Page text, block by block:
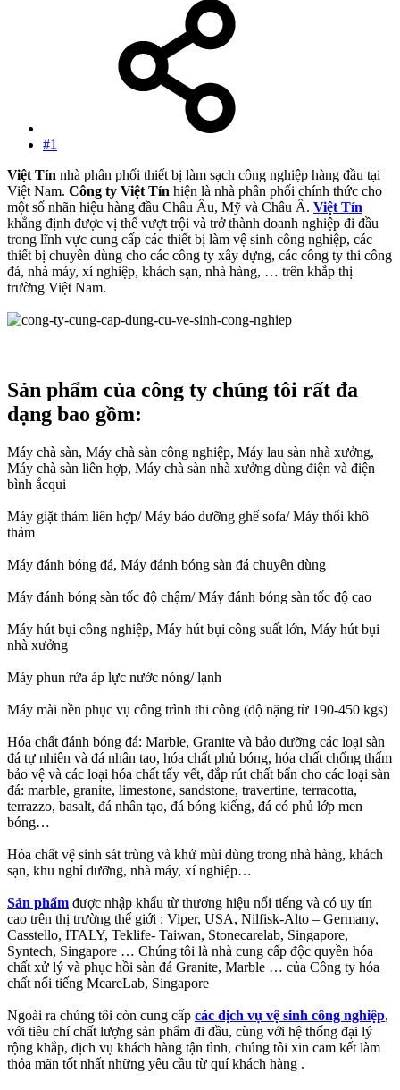
#1
Việt Tín nhà phân phối thiết bị làm sạch công nghiệp hàng đầu tại
Việt Nam. Công ty Việt Tín hiện là nhà phân phối chính thức cho
một số nhãn hiệu hàng đầu Châu Âu, Mỹ và Châu Â. Việt Tín
khẳng định được vị thế vượt trội và trở thành doanh nghiệp đi đầu
trong lĩnh vực cung cấp các thiết bị làm vệ sinh công nghiệp, các
thiết bị chuyên dùng cho các công ty xây dựng, các công ty thi công
đá, nhà máy, xí nghiệp, khách sạn, nhà hàng, … trên khắp thị
trường Việt Nam.
Sản phẩm của công ty chúng tôi rất đa
dạng bao gồm:
Máy chà sàn, Máy chà sàn công nghiệp, Máy lau sàn nhà xưởng,
Máy chà sàn liên hợp, Máy chà sàn nhà xưởng dùng điện và điện
bình ắcqui
Máy giặt thảm liên hợp/ Máy bảo dưỡng ghế sofa/ Máy thổi khô
thảm
Máy đánh bóng đá, Máy đánh bóng sàn đá chuyên dùng
Máy đánh bóng sàn tốc độ chậm/ Máy đánh bóng sàn tốc độ cao
Máy hút bụi công nghiệp, Máy hút bụi công suất lớn, Máy hút bụi
nhà xưởng
Máy phun rửa áp lực nước nóng/ lạnh
Máy mài nền phục vụ công trình thi công (độ nặng từ 190-450 kgs)
Hóa chất đánh bóng đá: Marble, Granite và bảo dưỡng các loại sàn
đá tự nhiên và đá nhân tạo, hóa chất phủ bóng, hóa chất chống thấm
bảo vệ và các loại hóa chất tẩy vết, đắp rút chất bẩn cho các loại sàn
đá: marble, granite, limestone, sandstone, travertine, terracotta,
terrazzo, basalt, đá nhân tạo, đá bóng kiếng, đá có phủ lớp men
bóng…
Hóa chất vệ sinh sát trùng và khử mùi dùng trong nhà hàng, khách
sạn, khu nghỉ dưỡng, nhà máy, xí nghiệp…
Sản phẩm được nhập khẩu từ thương hiệu nổi tiếng và có uy tín
cao trên thị trường thế giới : Viper, USA, Nilfisk-Alto – Germany,
Casstello, ITALY, Teklife- Taiwan, Stonecarelab, Singapore,
Syntech, Singapore … Chúng tôi là nhà cung cấp độc quyền hóa
chất xử lý và phục hồi sàn đá Granite, Marble … của Công ty hóa
chất nổi tiếng McareLab, Singapore
Ngoài ra chúng tôi còn cung cấp các dịch vụ vệ sinh công nghiệp,
với tiêu chí chất lượng sản phẩm đi đầu, cùng với hệ thống đại lý
rộng khắp, dịch vụ khách hàng tận tình, chúng tôi xin cam kết làm
thỏa mãn tốt nhất những yêu cầu từ quí khách hàng .